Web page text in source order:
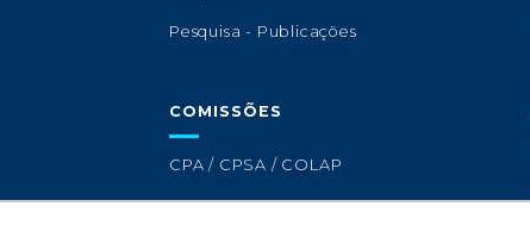
Pesquisa - Publicações
COMISSÕES
CPA / CPSA / COLAP